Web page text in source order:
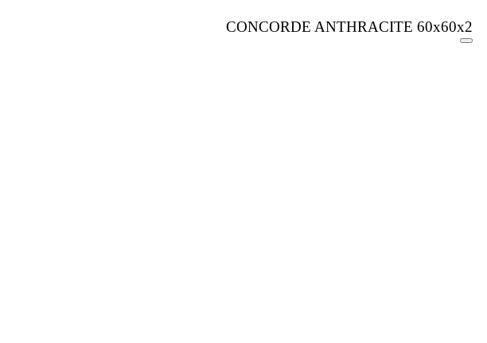
CONCORDE ANTHRACITE 60x60x2